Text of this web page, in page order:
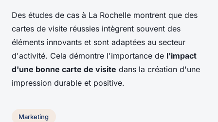
Des études de cas à La Rochelle montrent que des
cartes de visite réussies intègrent souvent des
éléments innovants et sont adaptées au secteur
d'activité. Cela démontre l'importance de l'impact
d'une bonne carte de visite dans la création d'une
impression durable et positive.
Marketing